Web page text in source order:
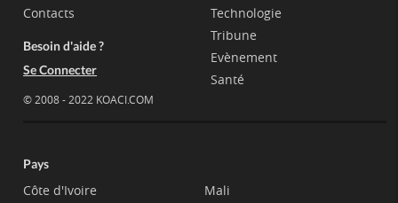
Contacts
Besoin d'aide ?
Se Connecter
© 2008 - 2022 KOACI.COM
Technologie
Tribune
Evènement
Santé
Pays
Côte d'Ivoire
Mali